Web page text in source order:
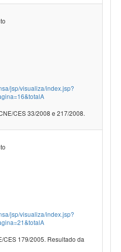
jsp/visualiza/index.jsp?
CES 33/2008 e 217/2008.
jsp/visualiza/index.jsp?
CES 179/2005. Resultado da